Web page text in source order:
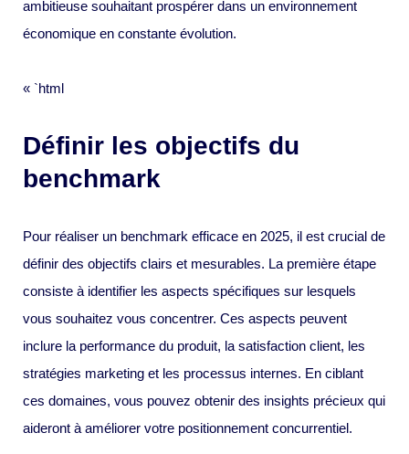
ambitieuse souhaitant prospérer dans un environnement
économique en constante évolution.
« `html
Définir les objectifs du
benchmark
Pour réaliser un benchmark efficace en 2025, il est crucial de
définir des objectifs clairs et mesurables. La première étape
consiste à identifier les aspects spécifiques sur lesquels
vous souhaitez vous concentrer. Ces aspects peuvent
inclure la performance du produit, la satisfaction client, les
stratégies marketing et les processus internes. En ciblant
ces domaines, vous pouvez obtenir des insights précieux qui
aideront à améliorer votre positionnement concurrentiel.